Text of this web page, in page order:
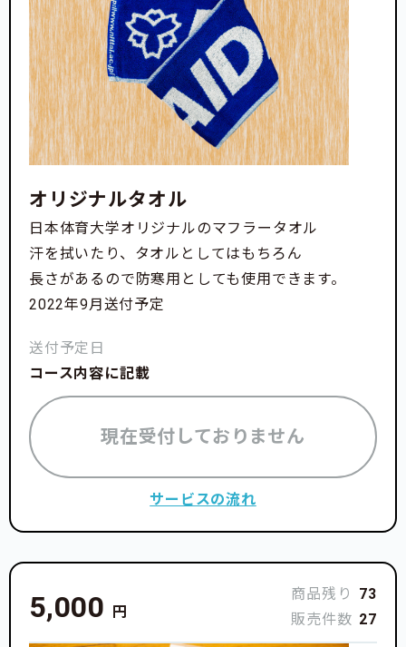
オリジナルタオル
日本体育大学オリジナルのマフラータオル
汗を拭いたり、タオルとしてはもちろん
長さがあるので防寒用としても使用できます。
2022年9月送付予定
送付予定日
コース内容に記載
現在受付しておりません
サービスの流れ
5,000 円
商品残り
73
販売件数 27